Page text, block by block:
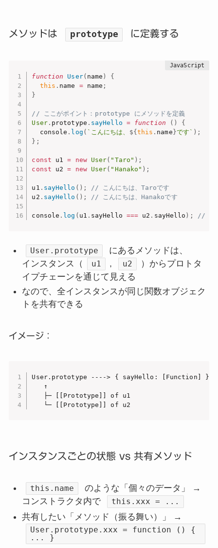
メソッドは prototype に定義する
function User( name )
{
this . name = name ;
}
// ここがポイント：prototype にメソッドを定義
User. prototype . sayHello = function ( )
{
  console
. log ( `こんにちは、 ${ this . name }です` ) ;
} ;
const u1 = new User( "Taro" ) ;
const u2 = new User( "Hanako" ) ;
u1 . sayHello ( ) ;
// こんにちは、Taroです
u2 . sayHello ( ) ; // こんにちは、Hanakoです
console . log ( u1 . sayHello === u2 . sayHello ) ; //
User.prototype
にあるメソッドは、
インスタンス（
u1 , u2
）からプロトタ
イプチェーンを通じて見える
なので、全インスタンスが同じ関数オブジェク
トを共有できる
イメージ：
User.prototype ----> { sayHello: [Function] }
   ↑
   ├─ [[Prototype]] of u1
   └─ [[Prototype]] of u2
インスタンスごとの状態 vs 共有メソッド
this.name
のような「個々のデータ」 →
コンストラクタ内で
this.xxx = ...
共有したい「メソッド（振る舞い）」 →
User.prototype.xxx = function () {
... }